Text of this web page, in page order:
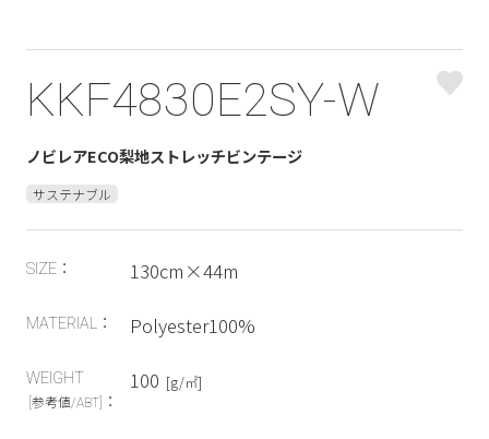
KKF4830E2SY-W
ノビレアECO梨地ストレッチビンテージ
サステナブル
SIZE： 130cm×44m
MATERIAL： Polyester100%
WEIGHT
[参考値/ABT] ：
100 [g/㎡]